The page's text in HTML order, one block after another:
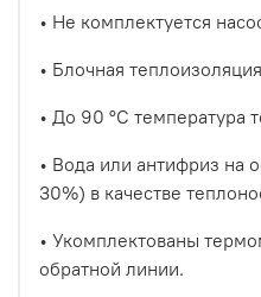
• Не комплектуется
• Блочная
• До 90 °C температура
• Вода или антифриз на
30%) в качестве
• Укомплектованы
обратной линии.